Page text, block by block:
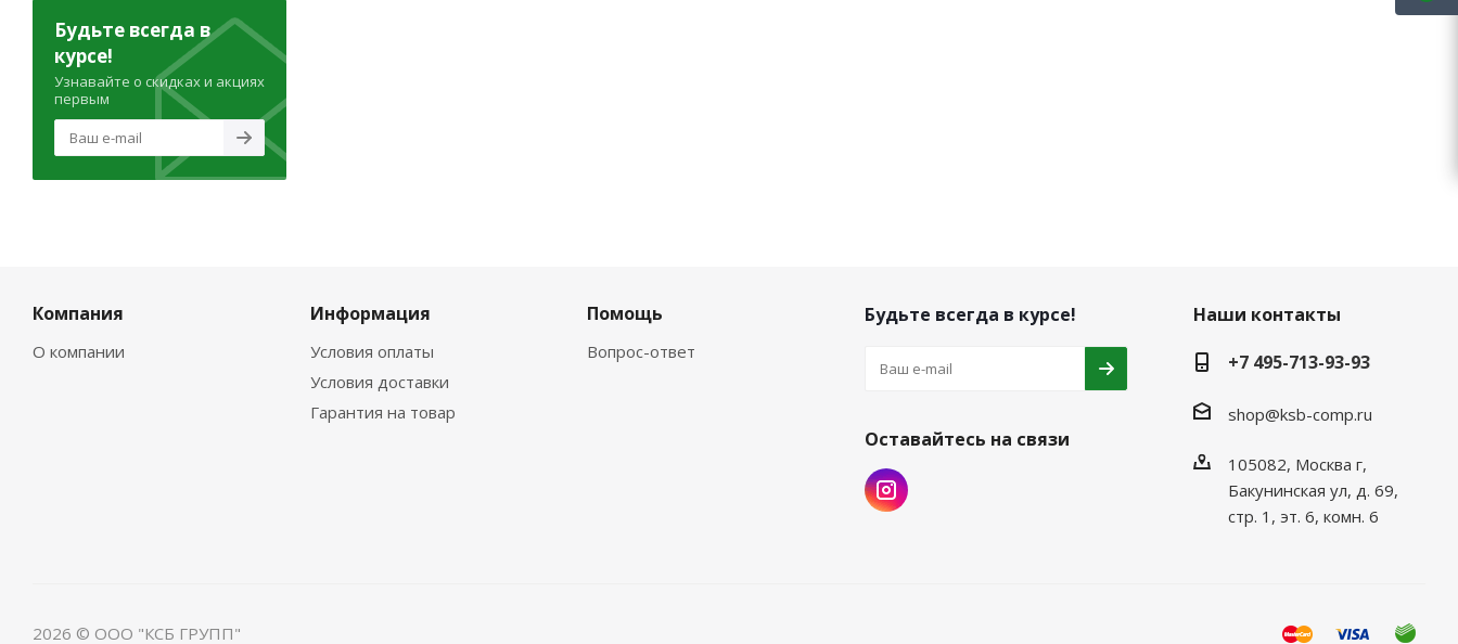
Будьте всегда в
курсе!
Узнавайте о скидках и акциях
первым
Компания
О компании
Информация
Условия оплаты
Условия доставки
Гарантия на товар
Помощь
Вопрос-ответ
Будьте всегда в курсе!
Оставайтесь на связи
Наши контакты
+7 495-713-93-93
shop@ksb-comp.ru
105082, Москва г,
Бакунинская ул, д. 69,
стр. 1, эт. 6, комн. 6
2026 © ООО "КСБ ГРУПП"